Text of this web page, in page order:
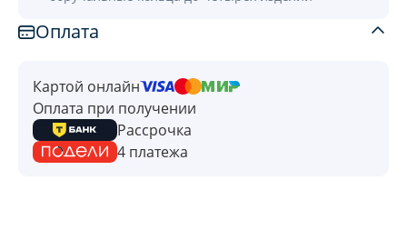
Оплата
Картой онлайн
Оплата при получении
Рассрочка
4 платежа